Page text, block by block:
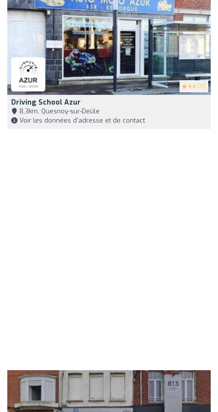
4.4 (77)
Driving School Azur
8,3km, Quesnoy-sur-Deûle
Voir les données d'adresse et de contact